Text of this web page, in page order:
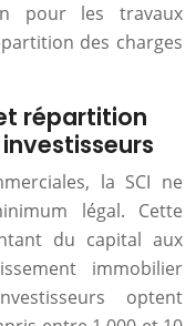
pour les travaux
des charges
répartition
la SCI ne
légal. Cette
du capital aux
immobilier
optent